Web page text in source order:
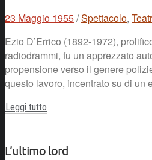
23 Maggio 1955/Spettacolo,
Ezio D’Errico (1892-1972),
radiodrammi, fu un apprezzato
propensione verso il genere
questo lavoro, incentrato su di un
Leggi tutto
L’ultimo lord